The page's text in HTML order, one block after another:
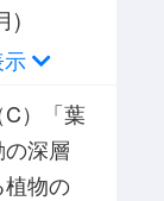
)
）「葉
深層
物の